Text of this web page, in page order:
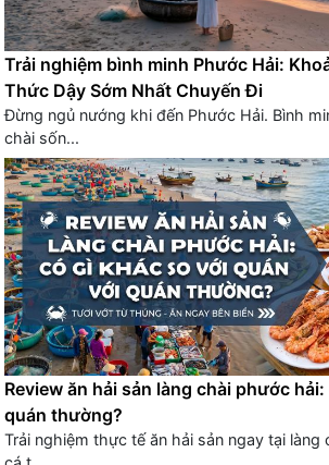
Trải nghiệm bình minh Phước Hải:
Thức Dậy Sớm Nhất Chuyến Đi
Đừng ngủ nướng khi đến Phước Hải. Bình
chài sốn...
Review ăn hải sản làng chài phước
quán thường?
Trải nghiệm thực tế ăn hải sản ngay tại